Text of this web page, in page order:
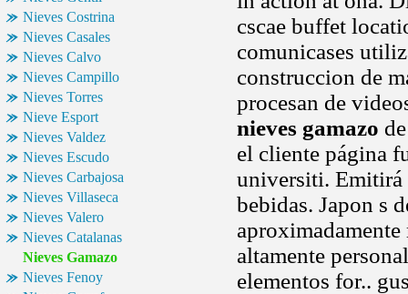
Nieves Costrina
Nieves Casales
Nieves Calvo
Nieves Campillo
Nieves Torres
Nieve Esport
Nieves Valdez
Nieves Escudo
Nieves Carbajosa
Nieves Villaseca
Nieves Valero
Nieves Catalanas
Nieves Gamazo
Nieves Fenoy
cscae buffet
comunicases
construccion de
procesan de
nieves gamazo
el cliente página
universiti. Emitirá
bebidas. Japon s
altamente
elementos for..